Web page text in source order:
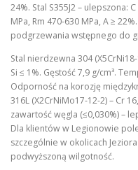
24%. Stal S355J2 – ulepszona:
MPa, Rm 470-630 MPa, A ≥
podgrzewania wstępnego do
Stal nierdzewna 304
Si ≤ 1%. Gęstość 7,9 g/cm³.
Odporność na korozję
316L (X2CrNiMo17-12-2) – Cr
zawartość węgla (≤0,030%) –
Dla klientów w Legionowie
szczególnie w okolicach
podwyższoną wilgotność.